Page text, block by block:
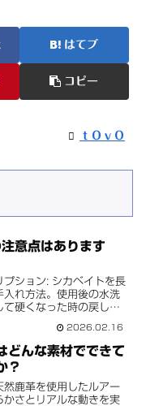
はてブ
コピー
ｔＯｖＯ
意点はあります
プション: シカベイトを長
入れ方法。使用後の水洗
て硬くなった時の戻し
式が詳しくアドバイスし
2026.02.16
どんな素材でできて
？
然鹿革を使用したルアー
かさとリアルな動きを実